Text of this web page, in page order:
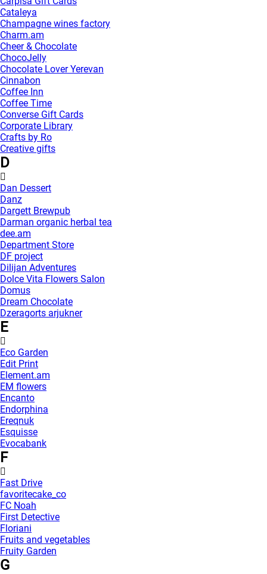
Cataleya
Champagne wines factory
Charm.am
Cheer & Chocolate
ChocoJelly
Chocolate Lover Yerevan
Cinnabon
Coffee Inn
Coffee Time
Converse Gift Cards
Corporate Library
Crafts by Ro
Creative gifts
D
Dan Dessert
Danz
Dargett Brewpub
Darman organic herbal tea
dee.am
Department Store
DF project
Dilijan Adventures
Dolce Vita Flowers Salon
Domus
Dream Chocolate
Dzeragorts arjukner
E
Eco Garden
Edit Print
Element.am
EM flowers
Encanto
Endorphina
Ereqnuk
Esquisse
Evocabank
F
Fast Drive
favoritecake_co
FC Noah
First Detective
Floriani
Fruits and vegetables
Fruity Garden
G